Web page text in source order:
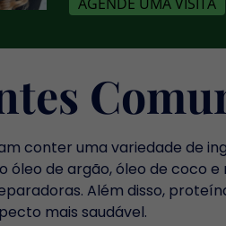
conter uma variedade de
óleo de argão, óleo de coco
Além disso,
mais saudável.